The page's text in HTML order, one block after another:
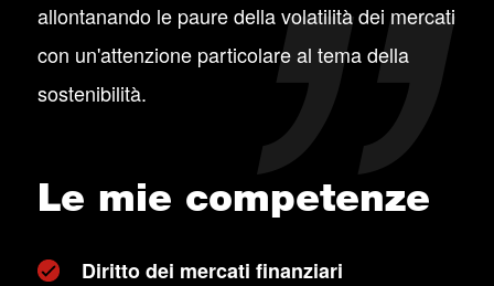
allontanando le paure della volatilità dei mercati
con un'attenzione particolare al tema della
sostenibilità.
Le mie competenze
Diritto dei mercati finanziari